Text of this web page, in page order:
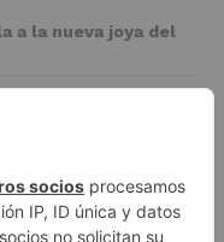
a la nueva joya del
la cesión de Marc
a Primera División